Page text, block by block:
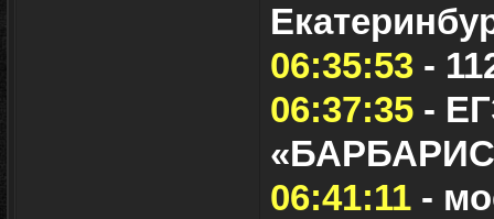
06:35:53 -
06:37:35 -
06:41:11 -